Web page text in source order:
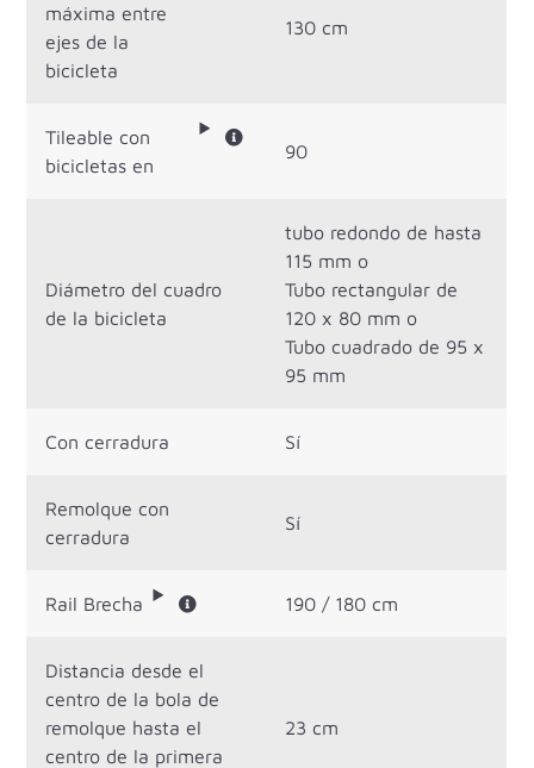
máxima entre
ejes de la
bicicleta
130 cm
Tileable con
bicicletas en
90
Diámetro del cuadro
de la bicicleta
tubo redondo de hasta
115 mm o
Tubo rectangular de
120 x 80 mm o
Tubo cuadrado de 95 x
95 mm
Con cerradura Sí
Remolque con
cerradura
Sí
Rail Brecha 190 / 180 cm
Distancia desde el
centro de la bola de
remolque hasta el
centro de la primera
23 cm